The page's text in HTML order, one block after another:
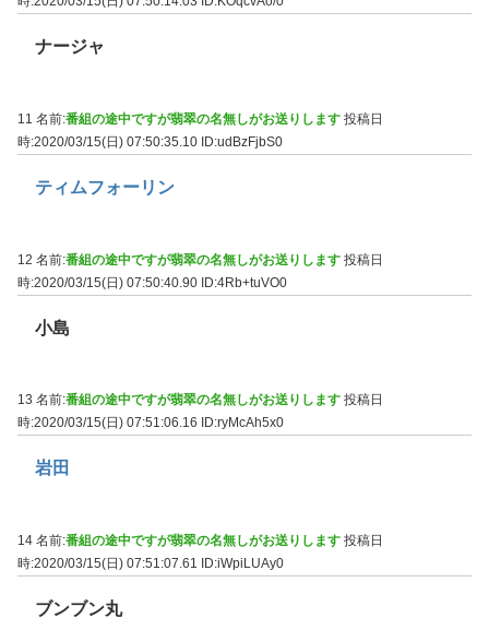
ナージャ
11 名前:番組の途中ですが翡翠の名無しがお送りします 投稿日
時:2020/03/15(日) 07:50:35.10 ID:udBzFjbS0
ティムフォーリン
12 名前:番組の途中ですが翡翠の名無しがお送りします 投稿日
時:2020/03/15(日) 07:50:40.90 ID:4Rb+tuVO0
小島
13 名前:番組の途中ですが翡翠の名無しがお送りします 投稿日
時:2020/03/15(日) 07:51:06.16
ID:ryMcAh5x0
岩田
14 名前:番組の途中ですが翡翠の名無しがお送りします 投稿日
時:2020/03/15(日) 07:51:07.61 ID:iWpiLUAy0
ブンブン丸